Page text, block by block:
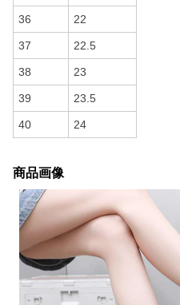
36 22
37 22.5
38 23
39 23.5
40 24
商品画像